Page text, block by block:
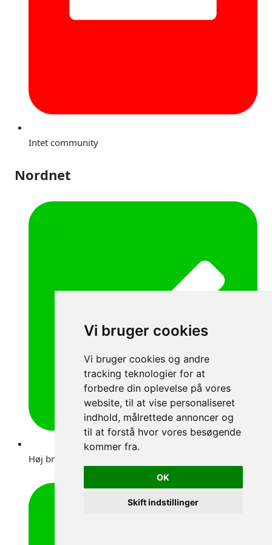
Vi bruger cookies
Vi bruger cookies og andre
tracking teknologier for at
forbedre din oplevelse på vores
website, til at vise personaliseret
indhold, målrettede annoncer og
til at forstå hvor vores besøgende
kommer fra.
OK
Skift indstillinger
Intet community
Nordnet
Høj brugervenlighed